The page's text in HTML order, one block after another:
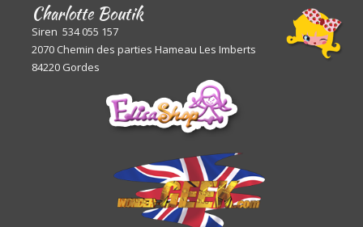
Charlotte Boutik
Siren 534 055 157
2070 Chemin des parties Hameau Les Imberts
84220 Gordes